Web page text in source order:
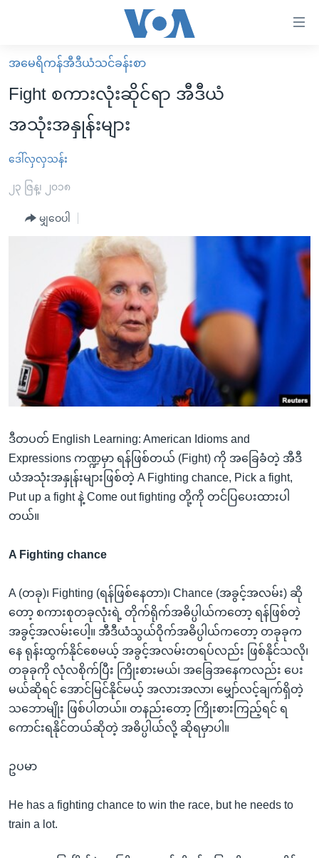
လွယ်ကူ
စေ
များ
ပင်မ
စာမျက်နှာ
ကျော်
ရန်
ရှာဖွေ
ရန်
နေရာ
သို့
ရန်
မူလစာမျက်နှာ
မြန်မာ
ကမ္ဘာ့သတင်းများ
နိုင်ငံတကာ
အမေရိကန်
အစ္စရေး-ပါလက်စတိုင်း
ဗွီဒီယို
သတင်းလွတ်လပ်ခွင့်
အင်္ဂလိပ်စာလေ့လာမယ်
အမေရိကန်သုံးအီဒီယံ
မကြေးမုံရဲ့ အင်္ဂလိပ်စာ
ရုပ်ရှင်ထဲက အင်္ဂလိပ်စာ
သုတပဒေသာ အင်္ဂလိပ်စာ
အပတ်စဉ်ကဏ္ဍများ
ရေဒီယို
တီဗွီ
ရေဒီယိုနှင့်ရုပ်သံ အချက်အလက်များ
ရေဒီယို/တီဗွီအစီအစဉ်
Learning English
ဗွီအိုအေ လူမှုကွန်ယက်များ
အမေရိကန်အီဒီယံသင်ခန်းစာ
Fight စကားလုံးဆိုင်ရာ အီဒီယံ
အသုံးအနှုန်းများ
ဒေါ်လှလှသန်း
၂၃ ဇြန္၊ ၂၀၁၈
မျှဝေပါ
ဒီတပတ် English Learning: American Idioms and
Expressions ကဏ္ဍမှာ ရန်ဖြစ်တယ် (Fight) ကို အခြေခံတဲ့ အီဒီ
ယံအသုံးအနှုန်းများဖြစ်တဲ့ A Fighting chance, Pick a fight,
Put up a fight နဲ့ Come out fighting တို့ကို တင်ပြပေးထားပါ
တယ်။
A Fighting chance
A (တခု)၊ Fighting (ရန်ဖြစ်နေတာ)၊ Chance (အခွင့်အလမ်း) ဆို
တော့ စကားစုတခုလုံးရဲ့ တိုက်ရိုက်အဓိပ္ပါယ်ကတော့ ရန်ဖြစ်တဲ့
အခွင့်အလမ်းပေါ့။ အီဒီယံသွယ်ဝိုက်အဓိပ္ပါယ်ကတော့ တခုခုက
နေ ရုန်းထွက်နိုင်စေမယ့် အခွင့်အလမ်းတရပ်လည်း ဖြစ်နိုင်သလို၊
တခုခုကို လုံလစိုက်ပြီး ကြိုးစားမယ်၊ အခြေအနေကလည်း ပေး
မယ်ဆိုရင် အောင်မြင်နိုင်မယ့် အလားအလာ၊ မျှော်လင့်ချက်ရှိတဲ့
သဘောမျိုး ဖြစ်ပါတယ်။ တနည်းတော့ ကြိုးစားကြည့်ရင် ရ
ကောင်းရနိုင်တယ်ဆိုတဲ့ အဓိပ္ပါယ်လို့ ဆိုရမှာပါ။
ဥပမာ
He has a fighting chance to win the race, but he needs to
train a lot.